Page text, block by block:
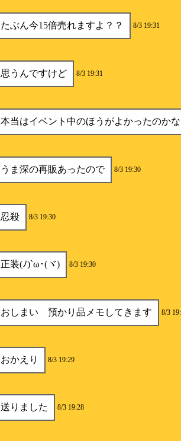
たぶん今15倍売れますよ？？ 8/3 19:31
思うんですけど 8/3 19:31
本当はイベント中のほうがよかったのか
うま深の再販あったので 8/3 19:30
忍殺 8/3 19:30
正装(ﾉ)`ω･(ヾ) 8/3 19:30
おしまい 預かり品メモしてきます 8/3
おかえり 8/3 19:29
送りました 8/3 19:28